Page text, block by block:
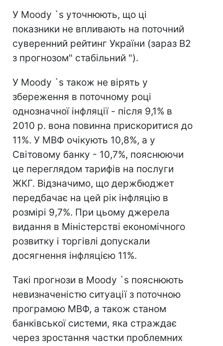
У Moody `s уточнюють, що ці
показники не впливають на поточний
суверенний рейтинг України (зараз B2
з прогнозом" стабільний ").
У Moody `s також не вірять у
збереження в поточному році
однозначної інфляції - після 9,1% в
2010 р. вона повинна прискоритися до
11%. У МВФ очікують 10,8%, а у
Світовому банку - 10,7%, пояснюючи
це переглядом тарифів на послуги
ЖКГ. Відзначимо, що держбюджет
передбачає на цей рік інфляцію в
розмірі 9,7%. При цьому джерела
видання в Міністерстві економічного
розвитку і торгівлі допускали
досягнення інфляцією 11%.
Такі прогнози в Moody `s пояснюють
невизначеністю ситуації з поточною
програмою МВФ, а також станом
банківської системи, яка страждає
через зростання частки проблемних